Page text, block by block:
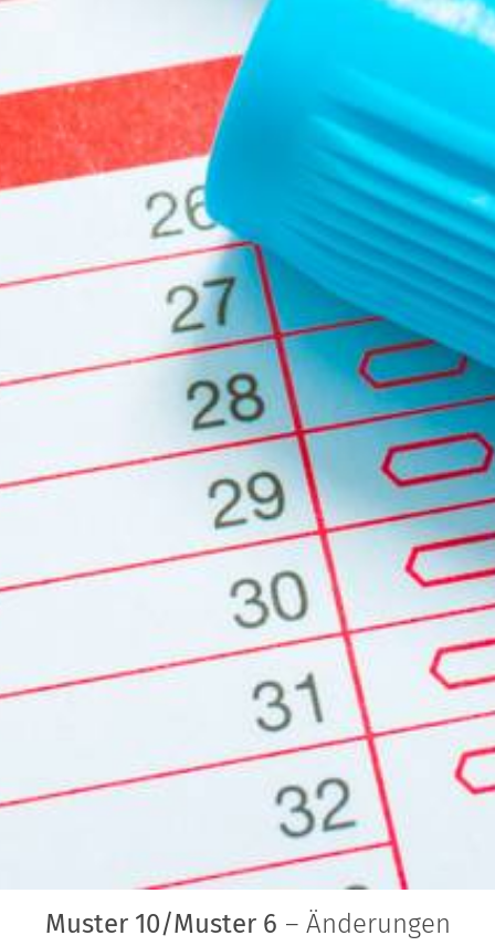
Muster 10/Muster 6 – Änderungen